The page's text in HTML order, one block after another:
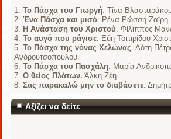
Το Πάσχα του Γιωργή . Τίνα
Ένα Πάσχα και μισό . Ρένα Ρώσση-Ζαΐρη
Η Ανάσταση του Χριστού . Φίλιππος
Το αυγό που ράγισε . Εύη Τσιτιρίδου-
Το Πάσχα της νόνας Χελώνας . Λότη
Ανδρουτσοπούλου
Το Πάσχα του Πασχάλη . Μαρία
Ο θείος Πλάτων. Άλκη Ζέη
Σας παρακαλώ μην το διαβάσετε .
Αξίζει να δείτε